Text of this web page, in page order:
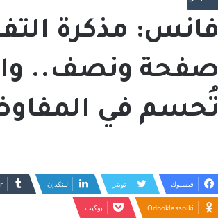
فانس: مذكرة
صفحة ونصف..
تُحسم في
فيسبوك تويتر لينكدإن
Odnoklassniki بوكيت